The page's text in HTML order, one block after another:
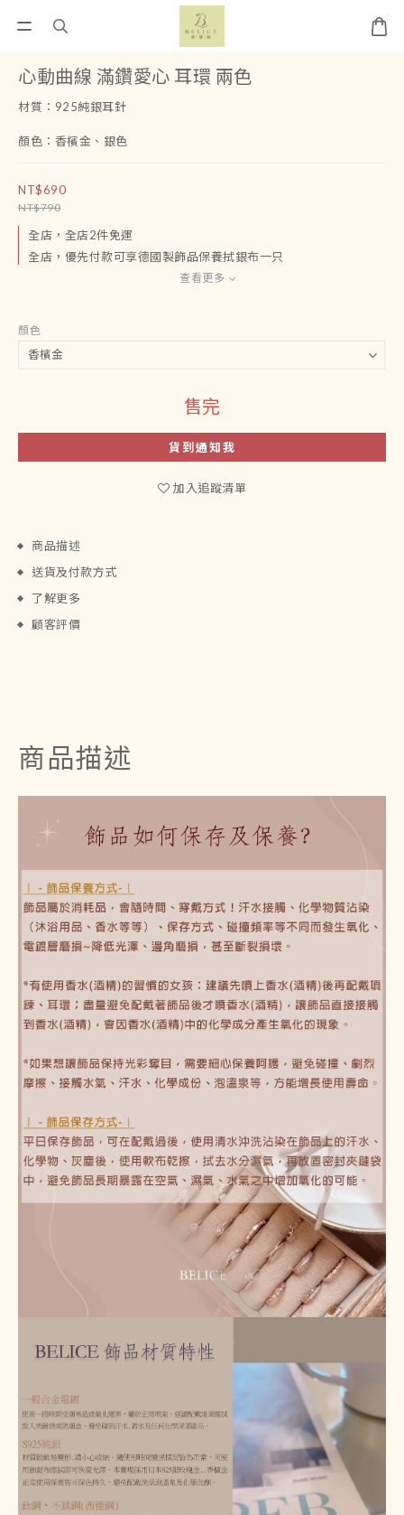
心動曲線 滿鑽愛心 耳環 兩色
材質：925純銀耳針
顏色：香檳金、銀色
NT$690
NT$790
全店，全店2件免運
全店，優先付款可享德國製飾品保養拭銀布一只
查看更多
顏色
售完
貨到通知我
加入追蹤清單
商品描述
送貨及付款方式
了解更多
顧客評價
商品描述